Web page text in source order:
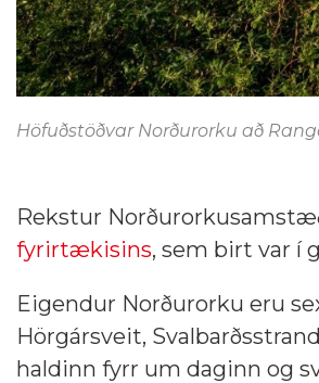
Höfuðstöðvar Norðurorku að
Rekstur
fyrirtækisins, sem birt var í
Eigendur Norðurorku eru
Hörgársveit,
haldinn fyrr um daginn og